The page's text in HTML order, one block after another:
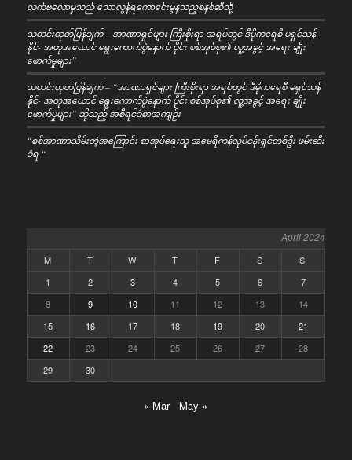
လက်ဗလောမှသည် သောလွန်ရကောင်ေးမွန်သည့်စနစ်ဆီသို့
သတင်းထုတ်ပြန်ချက် – အာဏာရှင်များ ကြီးစိုးရာ အရပ်တွင် ဒီမိုကရေစီ မရှင်သန်
နိုင်- အတုအယောင် ရွေးကောက်ပွဲနောက် ပိုင်း စစ်အုပ်စု၏ လူ့အခွင့် အရေး ချိုး
ဖောက်မှုများ”
သတင်းထုတ်ပြန်ချက် – “အာဏာရှင်များ ကြီးစိုးရာ အရပ်တွင် ဒီမိုကရေစီ မရှင်သန်
နိုင်- အတုအယောင် ရွေးကောက်ပွဲနောက် ပိုင်း စစ်အုပ်စု၏ လူ့အခွင့် အရေး ချိုး
ဖောက်မှုများ” ဆိုသည့် အစီရင်ခံစာအကျဉ်း
“စစ်အာဏာသိမ်းတဲ့အကြောင်း စာအုပ်ရေးသူ အမေရိကန်လုပ်ငန်းရှင်တစ်ဦး ဖမ်းဆီး
ခံရ “
April 2024
M T W T F S
S
1
2 3 4 5 6
7
8
9 10 11 12 13
14
15
16 17 18 19 20
21
22
23 24 25 26 27
28
29
30
« Mar May »